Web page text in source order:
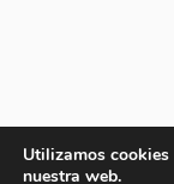
Utilizamos
nuestra web.